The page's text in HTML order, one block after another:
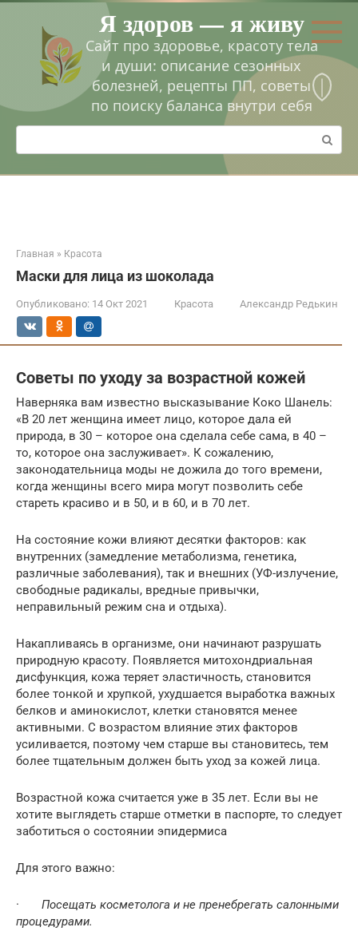
Перейти
контенту
Я здоров — я живу
Сайт про здоровье, красоту тела
и души: описание сезонных
болезней, рецепты ПП, советы
по поиску баланса внутри себя
Поиск:
Главная » Красота
Маски для лица из шоколада
Опубликовано: 14 Окт 2021 Красота Александр Редькин
Советы по уходу за возрастной кожей
Наверняка вам известно высказывание Коко Шанель:
«В 20 лет женщина имеет лицо, которое дала ей
природа, в 30 – которое она сделала себе сама, в 40 –
то, которое она заслуживает». К сожалению,
законодательница моды не дожила до того времени,
когда женщины всего мира могут позволить себе
стареть красиво и в 50, и в 60, и в 70 лет.
На состояние кожи влияют десятки факторов: как
внутренних (замедление метаболизма, генетика,
различные заболевания), так и внешних (УФ-излучение,
свободные радикалы, вредные привычки,
неправильный режим сна и отдыха).
Накапливаясь в организме, они начинают разрушать
природную красоту. Появляется митохондриальная
дисфункция, кожа теряет эластичность, становится
более тонкой и хрупкой, ухудшается выработка важных
белков и аминокислот, клетки становятся менее
активными. С возрастом влияние этих факторов
усиливается, поэтому чем старше вы становитесь, тем
более тщательным должен быть уход за кожей лица.
Возрастной кожа считается уже в 35 лет. Если вы не
хотите выглядеть старше отметки в паспорте, то следует
заботиться о состоянии эпидермиса
Для этого важно:
· Посещать косметолога и не пренебрегать салонными
процедурами.